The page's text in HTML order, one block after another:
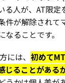
る人が、AT限
件が解除されて
ることです。
には、 初めて
じることがある